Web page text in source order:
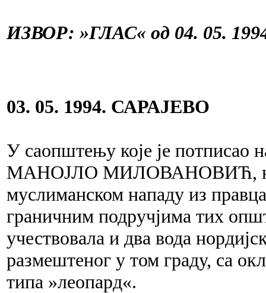
ИЗВОР: »ГЛАС« од 04. 05.
03. 05. 1994. САРАЈЕВО
У саопштењу које је
МАНОЈЛО МИЛОВАНОВИЋ,
муслиманском нападу из
граничним подручјима тих
учествовала и два вода
размештеног у том граду, са
типа »леопард«.